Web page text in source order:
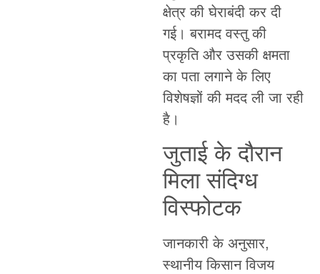
क्षेत्र की घेराबंदी कर दी
गई। बरामद वस्तु की
प्रकृति और उसकी क्षमता
का पता लगाने के लिए
विशेषज्ञों की मदद ली जा रही
है।
जुताई के दौरान
मिला संदिग्ध
विस्फोटक
जानकारी के अनुसार,
स्थानीय किसान विजय